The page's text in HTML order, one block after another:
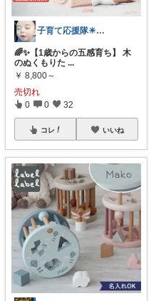
子育て応援隊☀︎他、プチ贅沢品も掲載🌈
🌈✨【1歳からの五感育ち】 木
のぬくもりた ...
￥ 8,800～
売切れ
0 0 32
コレ いいね